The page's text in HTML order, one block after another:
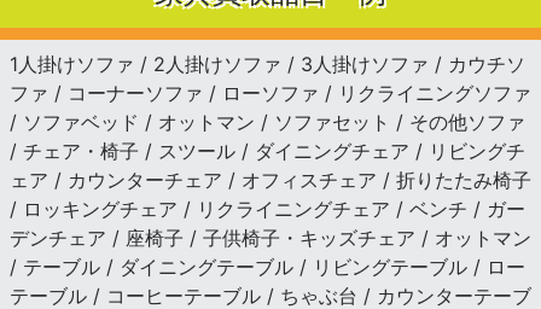
1人掛けソファ / 2人掛けソファ / 3人掛けソファ / カウチソ
ファ / コーナーソファ / ローソファ / リクライニングソファ
/ ソファベッド / オットマン / ソファセット / その他ソファ
/ チェア・椅子 / スツール / ダイニングチェア / リビングチ
ェア / カウンターチェア / オフィスチェア / 折りたたみ椅子
/ ロッキングチェア / リクライニングチェア / ベンチ / ガー
デンチェア / 座椅子 / 子供椅子・キッズチェア / オットマン
/ テーブル / ダイニングテーブル / リビングテーブル / ロー
テーブル / コーヒーテーブル / ちゃぶ台 / カウンターテーブ